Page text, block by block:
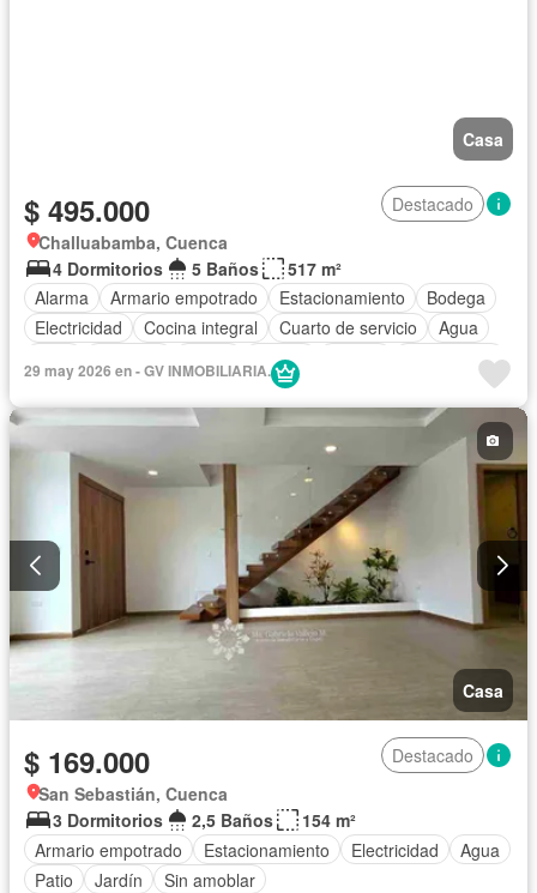
Casa
$ 495.000
Destacado
Challuabamba, Cuenca
4 Dormitorios
5 Baños
517 m²
Alarma
Armario empotrado Estacionamiento
Bodega
Electricidad
Cocina integral Cuarto de servicio
Agua
Parrilla Sin amoblar
29 may 2026 en - GV INMOBILIARIA.
Casa
$ 169.000
Destacado
San Sebastián, Cuenca
3 Dormitorios
2,5 Baños
154 m²
Armario empotrado
Estacionamiento Electricidad
Agua
Patio
Jardín Sin amoblar